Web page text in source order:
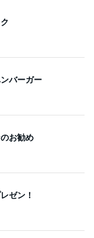
バーガー
お勧め
ゼン！